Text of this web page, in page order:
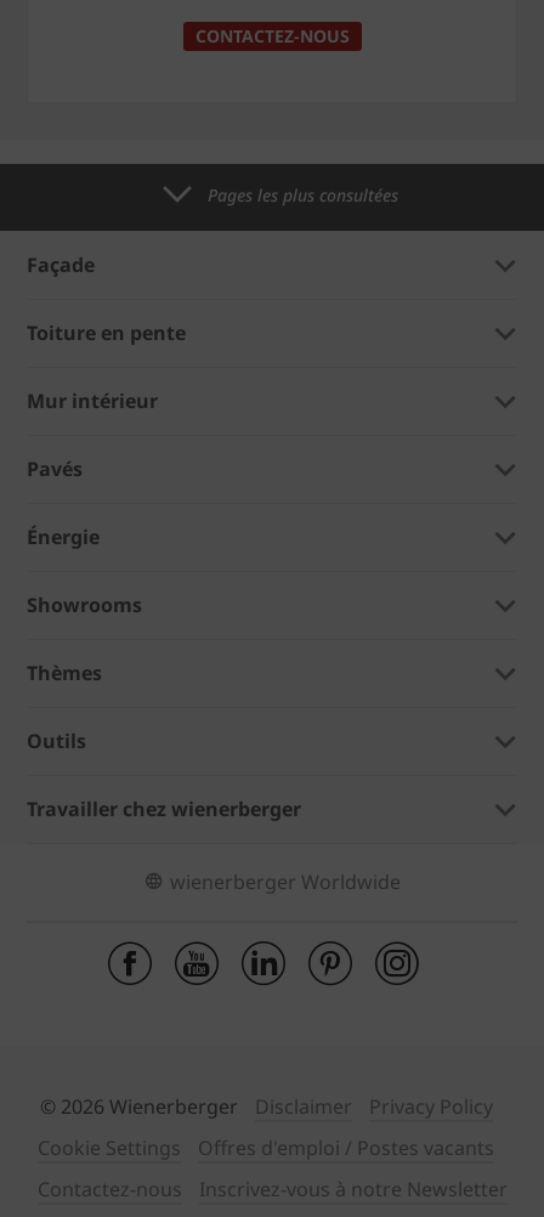
CONTACTEZ-NOUS
Pages les plus consultées
Façade
Toiture en pente
Mur intérieur
Pavés
Énergie
Showrooms
Thèmes
Outils
Travailler chez wienerberger
wienerberger Worldwide
© 2026 Wienerberger Disclaimer
Privacy Policy
Cookie Settings
Offres d'emploi / Postes vacants
Contactez-nous
Inscrivez-vous à notre Newsletter